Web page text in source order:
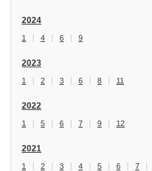
2024
1 4 6 9
2023
1 2 3 6 8 11
2022
1 5 6 7 9 12
2021
1 2 3 4 5 6 7